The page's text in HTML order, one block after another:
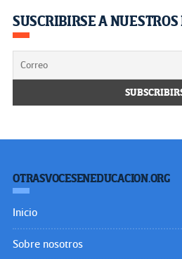
SUSCRIBIRSE A
OTRASVOCESENEDUCACION.ORG
Inicio
Sobre nosotros